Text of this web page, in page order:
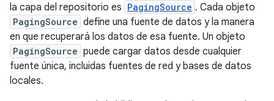
la capa del repositorio es PagingSource . Cada objeto
PagingSource define una fuente de datos y la manera
en que recuperará los datos de esa fuente. Un objeto
PagingSource puede cargar datos desde cualquier
fuente única, incluidas fuentes de red y bases de datos
locales.